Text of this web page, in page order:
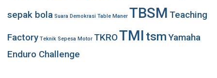
sepak bola Suara Demokrasi Table Maner TBSM Teaching
Factory Teknik Sepesa Motor TKROTMI tsmYamaha
Enduro Challenge